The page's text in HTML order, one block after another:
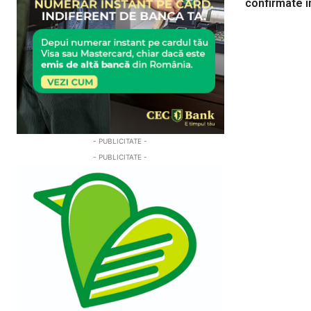
- PUBLICITATE -
- PUBLICITATE -
confirmate